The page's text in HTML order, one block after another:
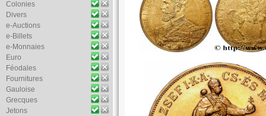
Colonies
Divers
e-Auctions
e-Billets
e-Monnaies
Euro
Féodales
Fournitures
Gauloise
Grecques
Jetons